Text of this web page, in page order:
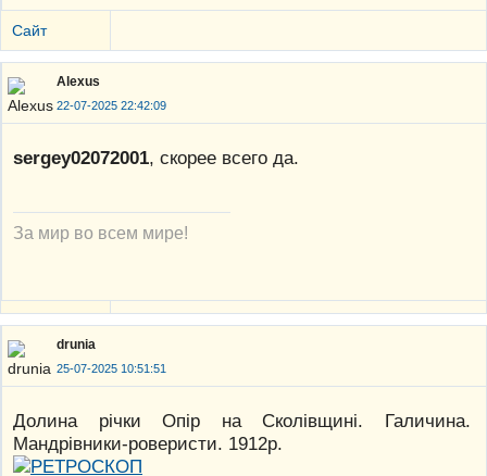
Сайт
Alexus
22-07-2025 22:42:09
sergey02072001, скорее всего да.
За мир во всем мире!
drunia
25-07-2025 10:51:51
Долина річки Опір на Сколівщині. Галичина.
Мандрівники-роверисти. 1912р.